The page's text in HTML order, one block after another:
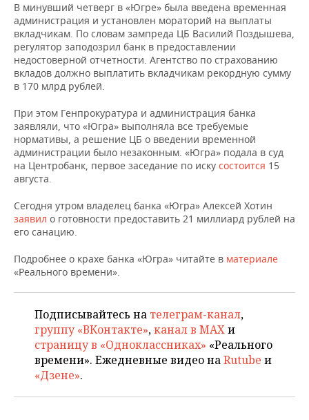
ОПК
ЭНЕРГЕТИКА
ТРАНСПОРТ
УСЛУГИ
IT
МЕДИА
ТЕЛЕКОММУНИКАЦИИ
НОВОСТИ МЕРОПРИЯТИЙ
ВЫЕЗДНАЯ РЕДАКЦИЯ
БИЗНЕС-БРАНЧИ
ONLINE-КОНФЕРЕНЦИИ
ОТКРЫТАЯ ЛЕКЦИЯ
СПОРТ
НОВОСТИ СПОРТА
ФУТБОЛ
ХОККЕЙ
БАСКЕТБОЛ
ВОЛЕЙБОЛ
КИБЕРСПОРТ
ФИГУРНОЕ КАТАНИЕ
ВОДНЫЕ ВИДЫ СПОРТА
ОБЩЕСТВО
НОВОСТИ ОБЩЕСТВА
ВЛАСТЬ
ИНФРАСТРУКТУРА
ИСТОРИЯ
КУЛЬТУРА
МЕДИЦИНА
ОБРАЗОВАНИЕ
ФОТОГАЛЕРЕЯ
СЮЖЕТЫ
СПРАВОЧНИК
СПИСОК ПЕРСОН
СПИСОК КОМПАНИЙ
ПОЛНАЯ ВЕРСИЯ
В минувший четверг в «Югре» была введена временная
администрация и установлен мораторий на выплаты
вкладчикам. По словам зампреда ЦБ Василий Поздышева,
регулятор заподозрил банк в предоставлении
недостоверной отчетности. Агентство по страхованию
вкладов должно выплатить вкладчикам рекордную сумму
в 170 млрд рублей.
При этом Генпрокуратура и администрация банка
заявляли, что «Югра» выполняла все требуемые
нормативы, а решение ЦБ о введении временной
администрации было незаконным. «Югра» подала в суд
на Центробанк, первое заседание по иску состоится 15
августа.
Сегодня утром владелец банка «Югра» Алексей Хотин
заявил о готовности предоставить 21 миллиард рублей на
его санацию.
Подробнее о крахе банка «Югра» читайте в материале
«Реального времени».
Подписывайтесь на телеграм-канал,
группу «ВКонтакте»,канал в MAXи
страницу в «Одноклассниках» «Реального
времени». Ежедневные видео наRutube и
«Дзене».